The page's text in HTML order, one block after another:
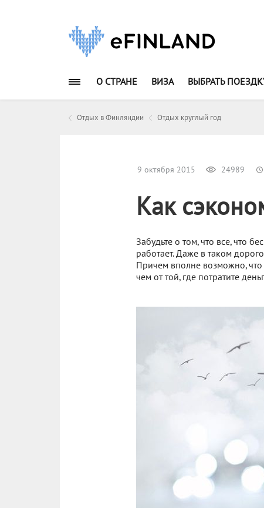
О СТРАНЕ ВИЗА ВЫБРАТЬ
Отдых в Финляндии Отдых круглый год
9 октября 2015 24989
Как
Забудьте о том, что все, что
работает. Даже в таком
Причем вполне возможно, что
чем от той, где потратите